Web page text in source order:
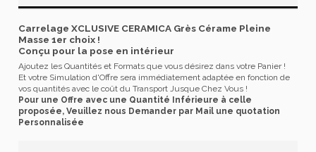
Carrelage XCLUSIVE CERAMICA Grès Cérame Pleine
Masse 1er choix !
Conçu pour la pose en intérieur
Ajoutez les Quantités et Formats que vous désirez dans votre Panier !
Et votre Simulation d'Offre sera immédiatement adaptée en fonction de
vos quantités avec le coût du Transport Jusque Chez Vous !
Pour une Offre avec une Quantité Inférieure à celle
proposée, Veuillez nous Demander par Mail une quotation
Personnalisée